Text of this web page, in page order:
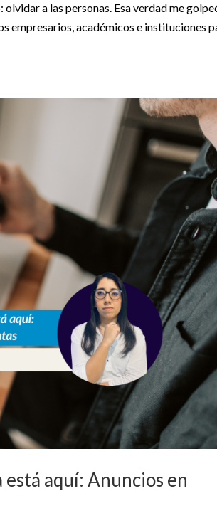
a las personas. Esa verdad me
empresarios, académicos e instituciones
aquí: Anuncios en